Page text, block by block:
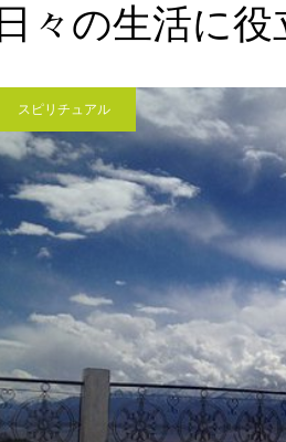
日々の生活に
スピリチュアル